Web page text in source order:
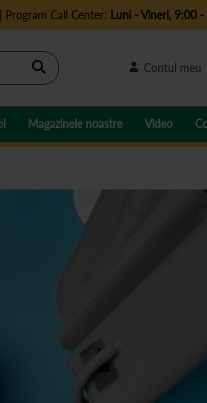
Call Center: Luni - Vineri, 9:00
Cautare Contul meu
Magazinele noastre Video